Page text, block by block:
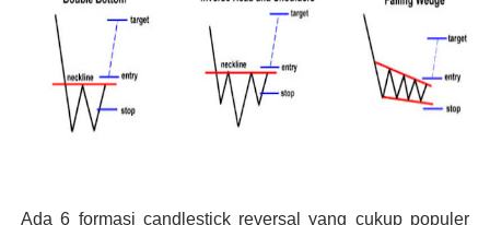
Ada 6 formasi candlestick reversal yang cukup populer